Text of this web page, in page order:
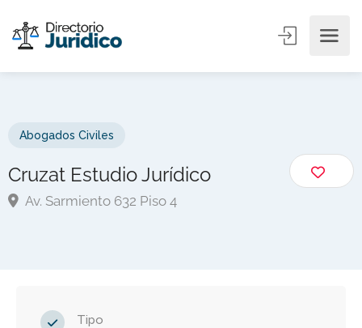
Abogados Civiles
Cruzat Estudio Jurídico
Av. Sarmiento 632 Piso 4
Tipo